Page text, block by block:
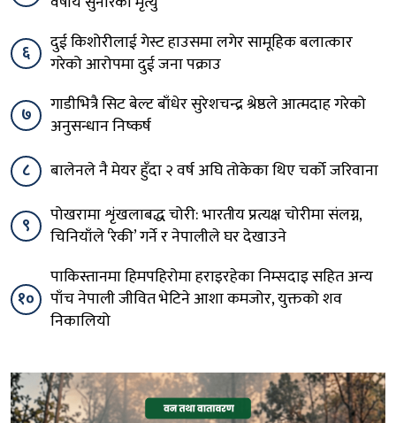
६
दुई किशोरीलाई गेस्ट हाउसमा लगेर सामूहिक बलात्कार
गरेको आरोपमा दुई जना पक्राउ
७
गाडीभित्रै सिट बेल्ट बाँधेर सुरेशचन्द्र श्रेष्ठले आत्मदाह गरेको
अनुसन्धान निष्कर्ष
८
बालेनले नै मेयर हुँदा २ वर्ष अघि तोकेका थिए चर्को जरिवाना
९
पोखरामा शृंखलाबद्ध चोरी: भारतीय प्रत्यक्ष चोरीमा संलग्न,
चिनियाँले ‘रेकी’ गर्ने र नेपालीले घर देखाउने
१०
पाकिस्तानमा हिमपहिरोमा हराइरहेका निम्सदाइ सहित अन्य
पाँच नेपाली जीवित भेटिने आशा कमजोर, युक्तको शव
निकालियो